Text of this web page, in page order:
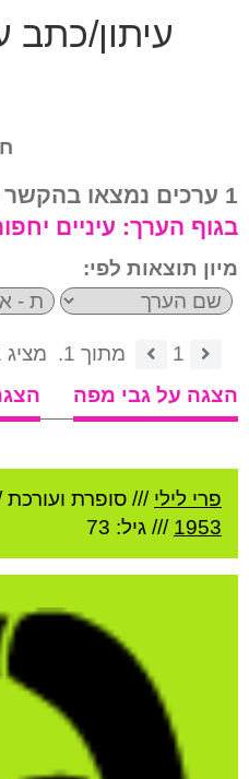
עיתון/כתב
1 ערכים נמצאו בהקשר לנושא:
בגוף הערך: עיניים
מיון תוצאות לפי:
1 מתוך 1.
מציג 1 ערכים.
הצגה על גבי מפה
פרי לילי /// סופרת ועורכת
1953 /// גיל: 73